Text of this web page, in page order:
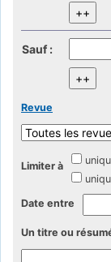
Sauf :
Revue
Limiter à
Date entre
Un titre ou